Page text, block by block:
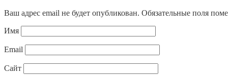
Ваш адрес email не будет опубликован. Обязательные поля
Имя
Email
Сайт